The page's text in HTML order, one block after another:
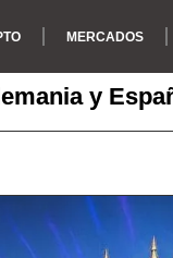
MERCADOS
y